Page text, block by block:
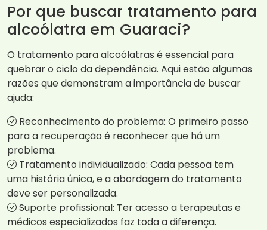
Por que buscar tratamento para
alcoólatra em Guaraci?
O tratamento para alcoólatras é essencial para
quebrar o ciclo da dependência. Aqui estão algumas
razões que demonstram a importância de buscar
ajuda:
Reconhecimento do problema: O primeiro passo
para a recuperação é reconhecer que há um
problema.
Tratamento individualizado: Cada pessoa tem
uma história única, e a abordagem do tratamento
deve ser personalizada.
Suporte profissional: Ter acesso a terapeutas e
médicos especializados faz toda a diferença.